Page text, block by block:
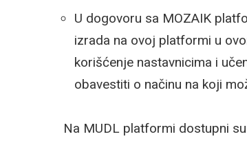
U dogovoru sa MOZAIK
izrada na ovoj platformi u
korišćenje nastavnicima i
obavestiti o načinu na koji
Na MUDL platformi dostupni